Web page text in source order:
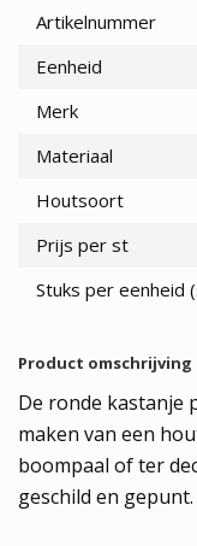
Artikelnummer
Eenheid
Merk
Materiaal
Houtsoort
Prijs per st
Stuks per eenheid
Product omschrijving
De ronde kastanje
maken van een
boompaal of ter
geschild en gepunt.